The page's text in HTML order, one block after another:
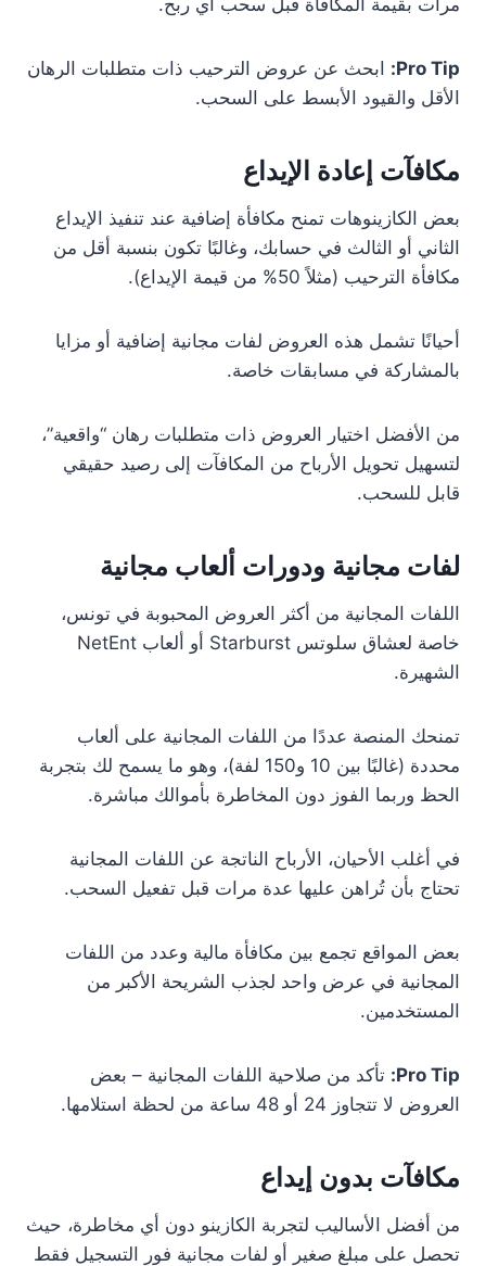
مرات بقيمة المكافأة قبل سحب أي ربح.
Pro Tip:
ابحث عن عروض الترحيب ذات متطلبات الرهان
الأقل والقيود الأبسط على السحب.
مكافآت إعادة الإيداع
بعض الكازينوهات تمنح مكافأة إضافية عند تنفيذ الإيداع
الثاني أو الثالث في حسابك، وغالبًا تكون بنسبة أقل من
مكافأة الترحيب (مثلاً 50% من قيمة الإيداع).
أحيانًا تشمل هذه العروض لفات مجانية إضافية أو مزايا
بالمشاركة في مسابقات خاصة.
من الأفضل اختيار العروض ذات متطلبات رهان “واقعية”،
لتسهيل تحويل الأرباح من المكافآت إلى رصيد حقيقي
قابل للسحب.
لفات مجانية ودورات ألعاب مجانية
اللفات المجانية من أكثر العروض المحبوبة في تونس،
خاصة لعشاق سلوتس Starburst أو ألعاب NetEnt
الشهيرة.
تمنحك المنصة عددًا من اللفات المجانية على ألعاب
محددة (غالبًا بين 10 و150 لفة)، وهو ما يسمح لك بتجربة
الحظ وربما الفوز دون المخاطرة بأموالك مباشرة.
في أغلب الأحيان، الأرباح الناتجة عن اللفات المجانية
تحتاج بأن تُراهن عليها عدة مرات قبل تفعيل السحب.
بعض المواقع تجمع بين مكافأة مالية وعدد من اللفات
المجانية في عرض واحد لجذب الشريحة الأكبر من
المستخدمين.
Pro Tip: تأكد من صلاحية اللفات المجانية – بعض
العروض لا تتجاوز 24 أو 48 ساعة من لحظة استلامها.
مكافآت بدون إيداع
من أفضل الأساليب لتجربة الكازينو دون أي مخاطرة، حيث
تحصل على مبلغ صغير أو لفات مجانية فور التسجيل فقط